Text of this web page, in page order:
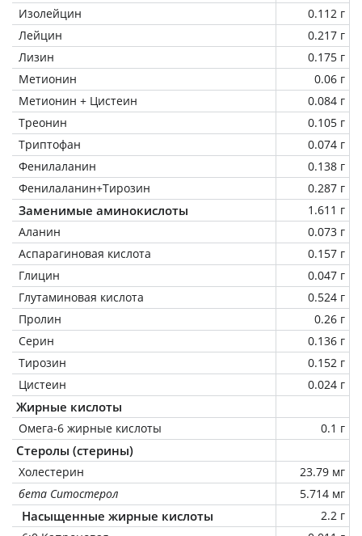
Изолейцин
0.112 г
Лейцин
0.217 г
Лизин
0.175 г
Метионин
0.06 г
Метионин + Цистеин
0.084 г
Треонин
0.105 г
Триптофан
0.074 г
Фенилаланин
0.138 г
Фенилаланин+Тирозин
0.287 г
Заменимые аминокислоты
1.611 г
Аланин
0.073 г
Аспарагиновая кислота
0.157 г
Глицин
0.047 г
Глутаминовая кислота
0.524 г
Пролин
0.26 г
Серин
0.136 г
Тирозин
0.152 г
Цистеин
0.024 г
Жирные кислоты
Омега-6 жирные кислоты 0.1 г
Стеролы (стерины)
Холестерин
23.79 мг
бета Ситостерол
5.714 мг
Насыщенные жирные кислоты
2.2 г